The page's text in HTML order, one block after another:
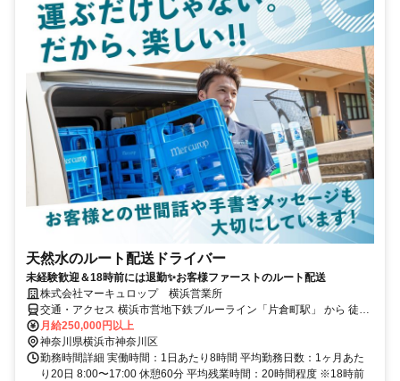
天然水のルート配送ドライバー
未経験歓迎＆18時前には退勤✨お客様ファーストのルート配送
株式会社マーキュロップ 横浜営業所
交通・アクセス 横浜市営地下鉄ブルーライン「片倉町駅」 から 徒歩
約15分
月給250,000円以上
神奈川県横浜市神奈川区
勤務時間詳細 実働時間：1日あたり8時間 平均勤務日数：1ヶ月あた
り20日 8:00〜17:00 休憩60分 平均残業時間：20時間程度 ※18時前